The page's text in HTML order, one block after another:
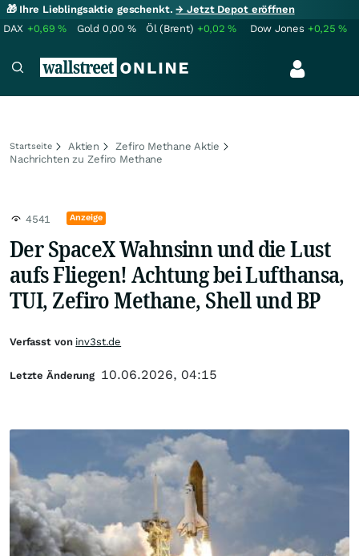
🎁 Ihre Lieblingsaktie geschenkt.→ Jetzt Depot eröffnen
DAX +0,69% Gold 0,00 % Öl (Brent) +0,02% Dow Jones +0,25%
Startseite Aktien
Zefiro Methane Aktie
Nachrichten zu Zefiro Methane
4541 Anzeige
Der SpaceX Wahnsinn und die Lust
aufs Fliegen! Achtung bei Lufthansa,
TUI, Zefiro Methane, Shell und BP
Verfasst von inv3st.de
Letzte Änderung 10.06.2026, 04:15